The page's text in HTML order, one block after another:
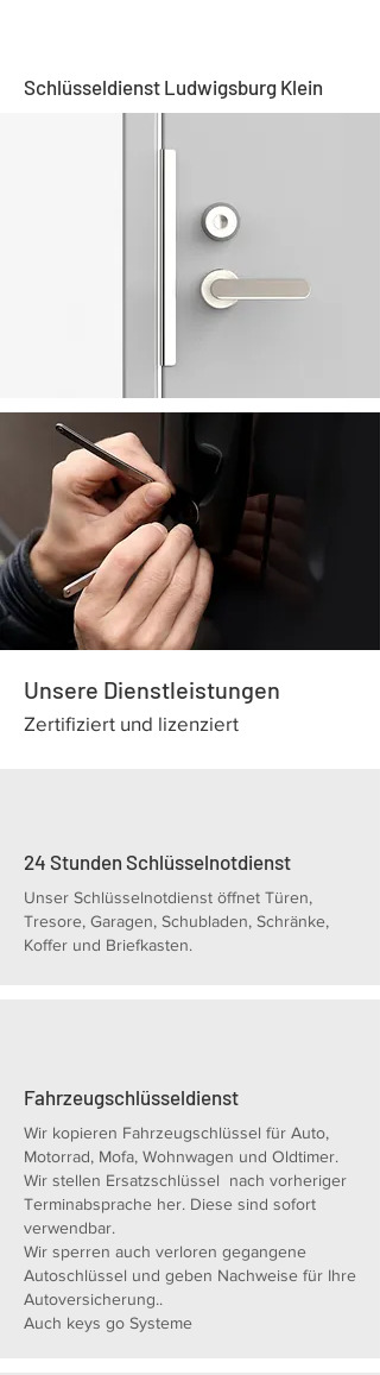
Schlüsseldienst Ludwigsburg Klein
Unsere Dienstleistungen
Zertifiziert und lizenziert
24 Stunden Schlüsselnotdienst
Unser Schlüsselnotdienst öffnet Türen,
Tresore, Garagen, Schubladen, Schränke,
Koffer und Briefkasten.
Fahrzeugschlüsseldienst
Wir kopieren Fahrzeugschlüssel für Auto,
Motorrad, Mofa, Wohnwagen und Oldtimer.
Wir stellen Ersatzschlüssel nach vorheriger
Terminabsprache her. Diese sind sofort
verwendbar.
Wir sperren auch verloren gegangene
Autoschlüssel und geben Nachweise für Ihre
Autoversicherung..
Auch keys go Systeme